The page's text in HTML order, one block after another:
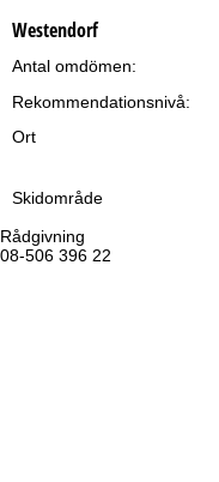
Rådgivning
08-506 396 22
Westendorf
Antal omdömen:
Rekommendationsnivå:
Ort
Skidområde